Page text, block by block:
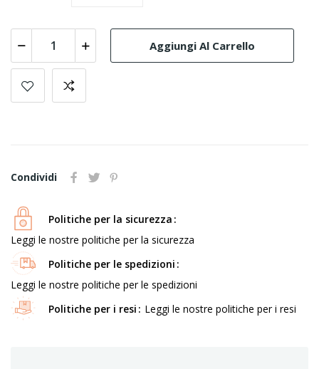
Aggiungi Al Carrello
Condividi
Politiche per la sicurezza
Leggi le nostre politiche per la sicurezza
Politiche per le spedizioni
Leggi le nostre politiche per le spedizioni
Politiche per i resi
Leggi le nostre politiche per i resi